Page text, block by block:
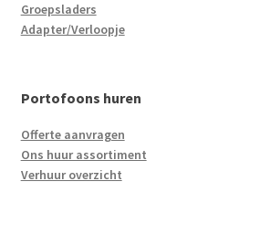
Groepsladers
Adapter/Verloopje
Portofoons huren
Offerte aanvragen
Ons huur assortiment
Verhuur overzicht